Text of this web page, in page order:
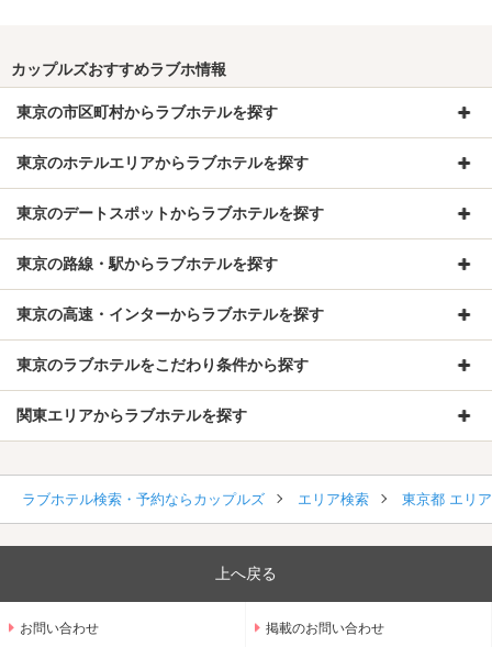
カップルズおすすめラブホ情報
東京の市区町村からラブホテルを探す
東京のホテルエリアからラブホテルを探す
東京のデートスポットからラブホテルを探す
東京の路線・駅からラブホテルを探す
東京の高速・インターからラブホテルを探す
東京のラブホテルをこだわり条件から探す
関東エリアからラブホテルを探す
ラブホテル検索・予約ならカップルズ エリア検索 東京都 エリ
上へ戻る
お問い合わせ 掲載のお問い合わせ